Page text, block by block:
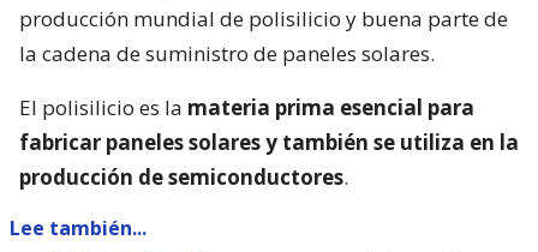
producción mundial de polisilicio y buena parte de
la cadena de suministro de paneles solares.
El polisilicio es la materia prima esencial para
fabricar paneles solares y también se utiliza en la
producción de semiconductores.
Lee también...